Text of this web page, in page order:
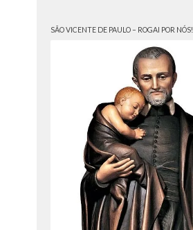
SÃO VICENTE DE PAULO – ROGAI POR NÓS!